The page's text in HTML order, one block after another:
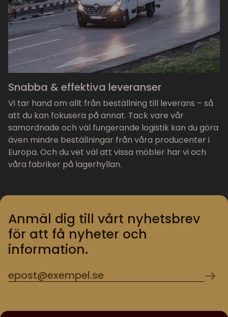
Snabba & effektiva leveranser
Vi tar hand om allt från beställning till leverans – så
att du kan fokusera på annat. Tack vare vår
samordnade och väl fungerande logistik kan du göra
även mindre beställningar från våra producenter i
Europa. Och du vet väl att vissa möbler har vi och
våra fabriker på lagerhyllan.
Anmäl dig till vårt nyhetsbrev
för att få nyheter och
information.